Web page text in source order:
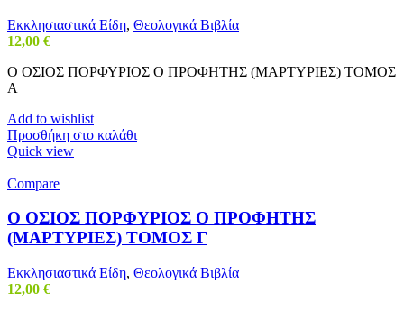
Εκκλησιαστικά Είδη, Θεολογικά Βιβλία
12,00 €
Ο ΟΣΙΟΣ ΠΟΡΦΥΡΙΟΣ Ο ΠΡΟΦΗΤΗΣ (ΜΑΡΤΥΡΙΕΣ) ΤΟΜΟΣ
Α
Add to wishlist
Προσθήκη στο καλάθι
Quick view
Compare
Ο ΟΣΙΟΣ ΠΟΡΦΥΡΙΟΣ Ο ΠΡΟΦΗΤΗΣ
(ΜΑΡΤΥΡΙΕΣ) ΤΟΜΟΣ Γ
Εκκλησιαστικά Είδη, Θεολογικά Βιβλία
12,00 €